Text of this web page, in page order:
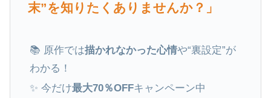
末”を知りたくありませんか？」
📚 原作では描かれなかった心情や“裏設定”が
わかる！
✨ 今だけ最大70％OFFキャンペーン中